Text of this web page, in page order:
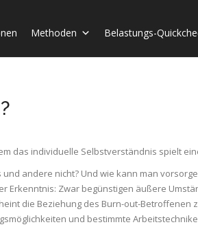
Methoden Belastungs-
das individuelle Selbstverständnis spielt
andere nicht? Und wie kann man
Zwar begünstigen äußere
die Beziehung des Burn-out-Betroffenen
und bestimmte